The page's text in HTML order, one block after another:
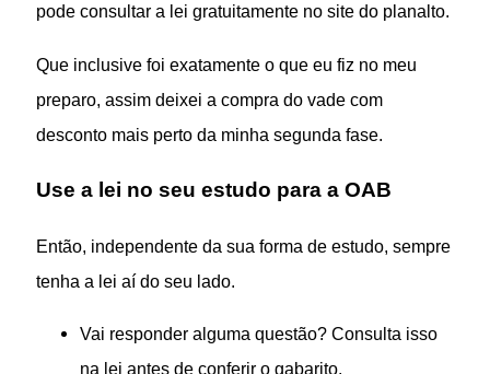
pode consultar a lei gratuitamente no site do planalto.
Que inclusive foi exatamente o que eu fiz no meu
preparo, assim deixei a compra do vade com
desconto mais perto da minha segunda fase.
Use a lei no seu estudo para a OAB
Então, independente da sua forma de estudo, sempre
tenha a lei aí do seu lado.
Vai responder alguma questão? Consulta isso
na lei antes de conferir o gabarito.